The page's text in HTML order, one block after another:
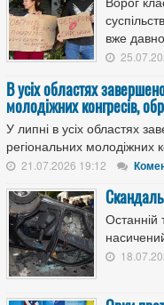
вже
В усіх областях
молодіжних конгресів,
У липні в усіх областях
регіональних молодіжних
21.07.2026 19:12
Останній